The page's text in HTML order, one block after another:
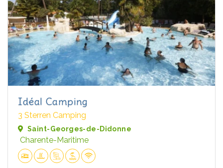
Idéal Camping
3 Sterren Camping
Saint-Georges-de-Didonne
Charente-Maritime